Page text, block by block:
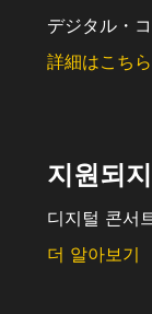
デジタル・
詳細はこちら
지원되
디지털 콘서
더 알아보기